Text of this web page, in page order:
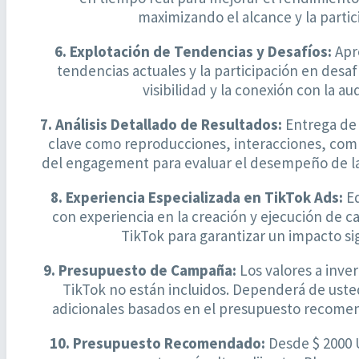
maximizando el alcance y la
6. Explotación de Tendencias y Desafíos:
tendencias actuales y la participación en
visibilidad y la conexión con la
7. Análisis Detallado de Resultados: Entrega
clave como reproducciones, interacciones,
del engagement para evaluar el desempeño de
8. Experiencia Especializada en TikTok Ads:
con experiencia en la creación y ejecución de
TikTok para garantizar un impacto
9. Presupuesto de Campaña: Los valores a
TikTok no están incluidos. Dependerá de
adicionales basados en el presupuesto
10. Presupuesto Recomendado: Desde $ 2000